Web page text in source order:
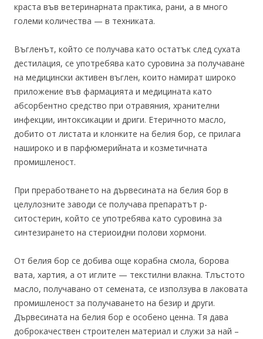
краста във ветеринарната практика, рани, а в много
големи количества — в техниката.
Въгленът, който се получава като остатък след сухата
дестилация, се употребява като суровина за получаване
на медицински активен въглен, които намират широко
приложение във фармацията и медицината като
абсорбентно средство при отравяния, хранителни
инфекции, интоксикации и дриги. Етеричното масло,
добито от листата и клонките на белия бор, се прилага
нашироко и в парфюмерийната и козметичната
промишленост.
При преработването на дървесината на белия бор в
целулозните заводи се получава препаратът p-
ситостерин, който се употребява като суровина за
синтезирането на стериоидни полови хормони.
От белия бор се добива още корабна смола, борова
вата, хартия, а от иглите — текстилни влакна. Тлъстото
масло, получавано от семената, се използува в лаковата
промишленост за получаването на безир и други.
Дървесината на белия бор е особено ценна. Тя дава
доброкачествен строителен материал и служи за най –